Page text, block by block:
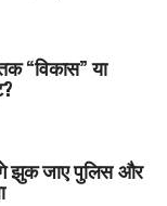
“विकास” या
झुक जाए पुलिस और